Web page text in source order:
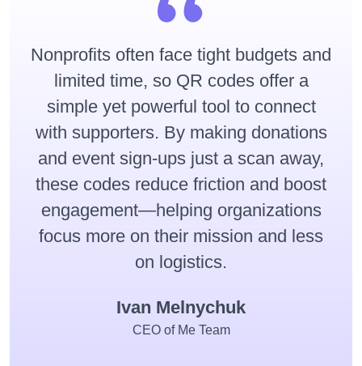
Nonprofits often face tight budgets and
limited time, so QR codes offer a
simple yet powerful tool to connect
with supporters. By making donations
and event sign-ups just a scan away,
these codes reduce friction and boost
engagement—helping organizations
focus more on their mission and less
on logistics.
Ivan Melnychuk
CEO of Me Team